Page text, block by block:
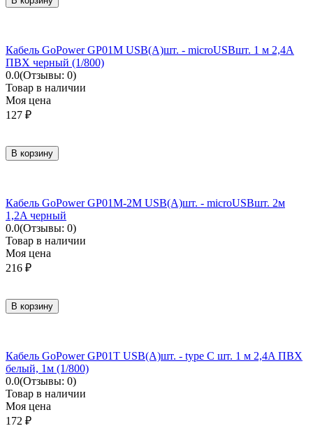
Кабель GoPower GP01M USB(A)шт. - microUSBшт. 1 м 2,4A
ПВХ черный (1/800)
0.0(Отзывы: 0)
Товар в наличии
Моя цена
127 ₽
В корзину
Кабель GoPower GP01M-2M USB(A)шт. - microUSBшт. 2м
1,2A черный
0.0(Отзывы: 0)
Товар в наличии
Моя цена
216 ₽
В корзину
Кабель GoPower GP01T USB(A)шт. - type C шт. 1 м 2,4A ПВХ
белый, 1м (1/800)
0.0(Отзывы: 0)
Товар в наличии
Моя цена
172 ₽